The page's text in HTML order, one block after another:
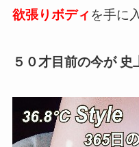
欲張りボディ を手に
５０才目前の今が 史